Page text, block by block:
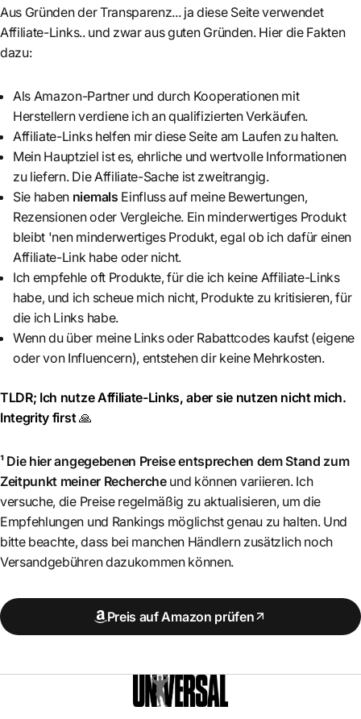
Aus Gründen der Transparenz... ja diese Seite verwendet
Affiliate-Links.. und zwar aus guten Gründen. Hier die Fakten
dazu:
Als Amazon-Partner und durch Kooperationen mit
Herstellern verdiene ich an qualifizierten Verkäufen.
Affiliate-Links helfen mir diese Seite am Laufen zu halten.
Mein Hauptziel ist es, ehrliche und wertvolle Informationen
zu liefern. Die Affiliate-Sache ist zweitrangig.
Sie haben niemals Einfluss auf meine Bewertungen,
Rezensionen oder Vergleiche. Ein minderwertiges Produkt
bleibt 'nen minderwertiges Produkt, egal ob ich dafür einen
Affiliate-Link habe oder nicht.
Ich empfehle oft Produkte, für die ich keine Affiliate-Links
habe, und ich scheue mich nicht, Produkte zu kritisieren, für
die ich Links habe.
Wenn du über meine Links oder Rabattcodes kaufst (eigene
oder von Influencern), entstehen dir keine Mehrkosten.
TLDR; Ich nutze Affiliate-Links, aber sie nutzen nicht mich.
Integrity first🙏
¹ Die hier angegebenen Preise entsprechen dem Stand zum
Zeitpunkt meiner Rechercheund können variieren. Ich
versuche, die Preise regelmäßig zu aktualisieren, um die
Empfehlungen und Rankings möglichst genau zu halten. Und
bitte beachte, dass bei manchen Händlern zusätzlich noch
Versandgebühren dazukommen können.
Preis auf Amazon prüfen